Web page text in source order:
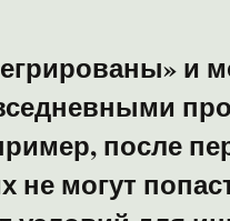
и
после
могут